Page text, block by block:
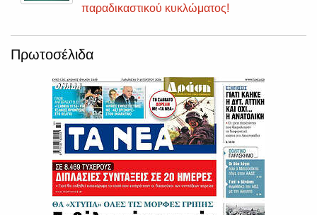
παραδικαστικού κυκλώματος!
Πρωτοσέλιδα